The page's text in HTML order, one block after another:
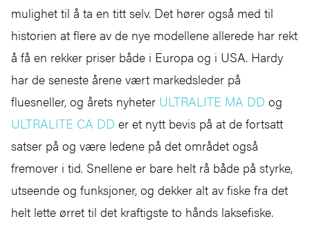
mulighet til å ta en titt selv. Det hører også med til
historien at flere av de nye modellene allerede har rekt
å få en rekker priser både i Europa og i USA. Hardy
har de seneste årene vært markedsleder på
fluesneller, og årets nyheter ULTRALITE MA DD og
ULTRALITE CA DD er et nytt bevis på at de fortsatt
satser på og være ledene på det området også
fremover i tid. Snellene er bare helt rå både på styrke,
utseende og funksjoner, og dekker alt av fiske fra det
helt lette ørret til det kraftigste to hånds laksefiske.